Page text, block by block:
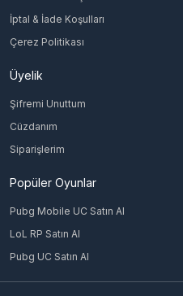
İptal & İade Koşulları
Çerez Politikası
Üyelik
Şifremi Unuttum
Cüzdanım
Siparişlerim
Popüler Oyunlar
Pubg Mobile UC Satın Al
LoL RP Satın Al
Pubg UC Satın Al